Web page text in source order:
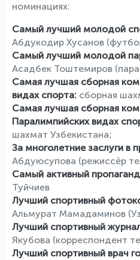
номинациях:
Самый лучший молодой
Абдукодир Хусанов
Самый лучший молодой
Асадбек Тоштемиров
Самая лучшая сборная
видах спорта: сборная
Самая лучшая сборная
Паралимпийских видах
шахмат Узбекистана;
За многолетние заслуги в
Абдуюсупова (режиссёр
Самый активный
Туйчиев
Лучший спортивный
Альмурат Мамадаминов
Лучший спортивный
Якубова (корреспондент
Лучший спортивный врач